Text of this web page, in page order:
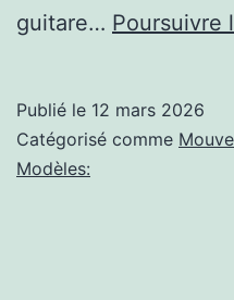
guitare… Poursuivre
Publié le 12 mars 2026
Catégorisé comme
Modèles: